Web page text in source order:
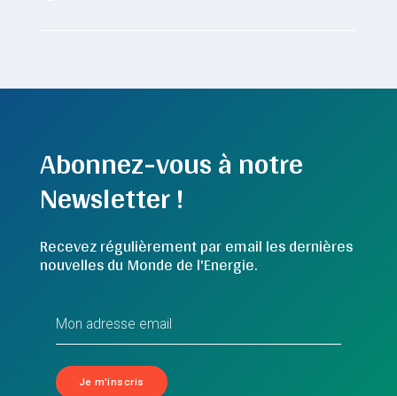
Abonnez-vous à notre
Newsletter !
Recevez régulièrement par email les dernières
nouvelles du Monde de l'Energie.